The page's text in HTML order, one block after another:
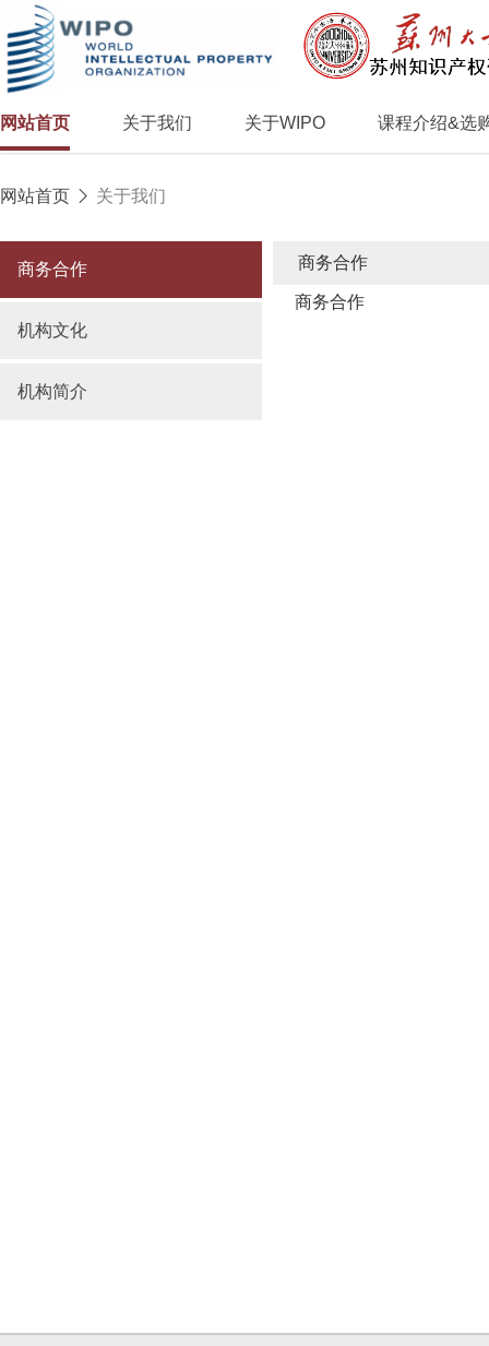
网站首页 关于我们 关于WIPO 课程介绍&选
网站首页 关于我们
商务合作
机构文化
机构简介
商务合作
商务合作